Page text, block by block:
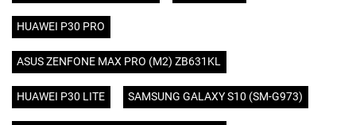
HUAWEI P30 PRO
ASUS ZENFONE MAX PRO (M2) ZB631KL
HUAWEI P30 LITE SAMSUNG GALAXY S10 (SM-G973)